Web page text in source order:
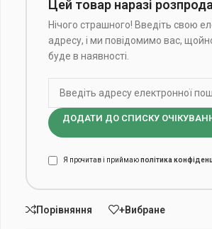
Цей товар наразі
Нічого страшного! Введіть свою
адресу, і ми повідомимо вас,
буде в наявності.
ДОДАТИ ДО СПИСКУ
Я прочитав і приймаюполітика
Порівняння +Вибране